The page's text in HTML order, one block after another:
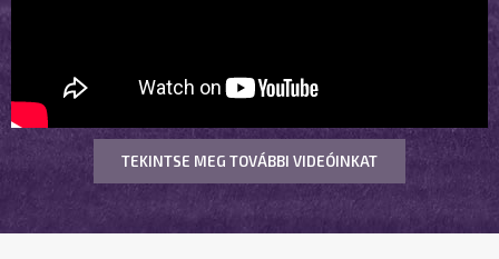
TEKINTSE MEG TOVÁBBI VIDEÓINKAT